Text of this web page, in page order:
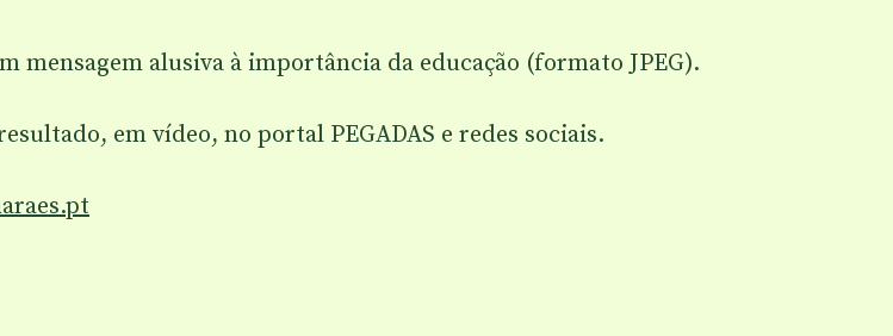
alusiva à importância da educação (formato JPEG).
em vídeo, no portal PEGADAS e redes sociais.